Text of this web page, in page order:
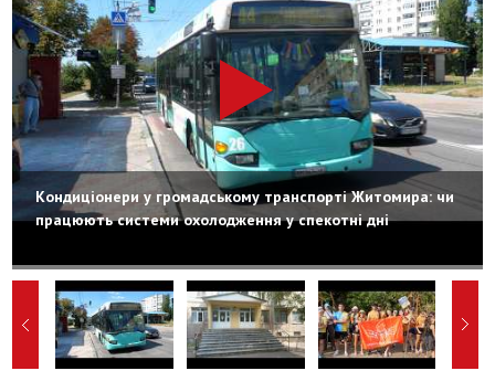
Кондиціонери у громадському транспорті Житомира: чи
працюють системи охолодження у спекотні дні